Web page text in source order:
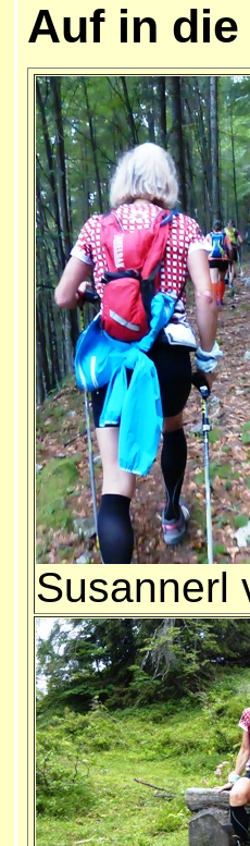
Auf in die
Susannerl